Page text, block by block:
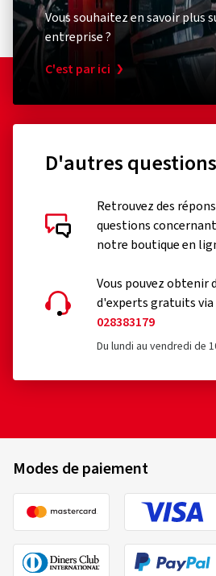
Schwalbe
Standpumpe SKS Air-X-Plorer
(0)
Vous souhaitez en savoir plus
entreprise ?
C'est par ici
D'autres
Retrouvez des
questions
notre boutique en
Vous pouvez obtenir
d'experts gratuits
028383179
Du lundi au vendredi de
Modes de paiement